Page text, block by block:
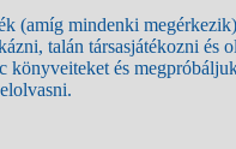
(amíg mindenki
talán társasjátékozni és
könyveiteket és